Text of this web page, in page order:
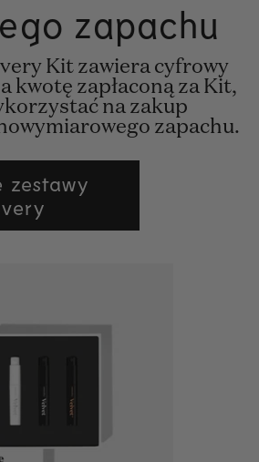
zapachu
Kit zawiera cyfrowy
kwotę zapłaconą za Kit,
na zakup
zapachu.
zestawy